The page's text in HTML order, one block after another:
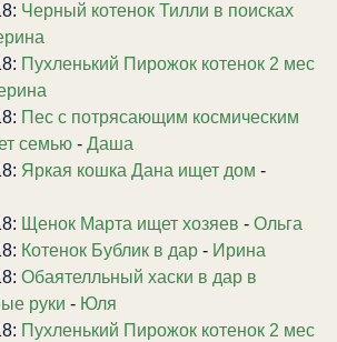
Черный котенок Тилли в поисках
Пухленький Пирожок котенок 2 мес
Пес с потрясающим космическим
семью - Даша
Яркая кошка Дана ищет дом -
Щенок Марта ищет хозяев - Ольга
Котенок Бублик в дар - Ирина
Обаятелльный хаски в дар в
руки - Юля
Пухленький Пирожок котенок 2 мес